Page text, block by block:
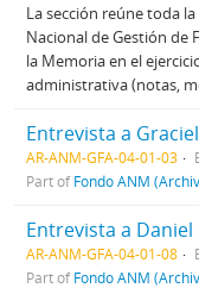
La sección reúne toda
Nacional de Gestión de
la Memoria en el
administrativa (notas,
Entrevista a
AR-ANM-GFA-04-01-03
Part ofFondo ANM
Entrevista a Daniel
AR-ANM-GFA-04-01-08
Part ofFondo ANM